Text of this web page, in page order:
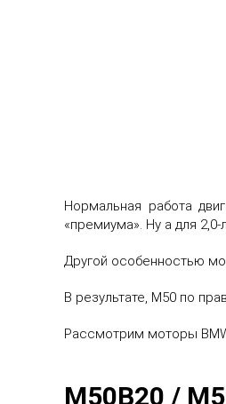
Нормальная работа
«премиума». Ну а для
Другой особенностью
В результате, М50 по
Рассмотрим моторы
M50B20 /